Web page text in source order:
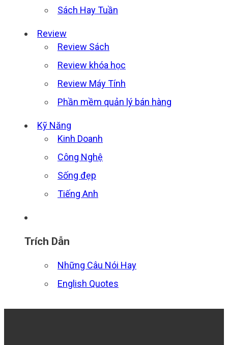
Sách Hay Tuần
Review
Review Sách
Review khóa học
Review Máy Tính
Phần mềm quản lý bán hàng
Kỹ Năng
Kinh Doanh
Công Nghệ
Sống đẹp
Tiếng Anh
Trích Dẫn
Những Câu Nói Hay
English Quotes